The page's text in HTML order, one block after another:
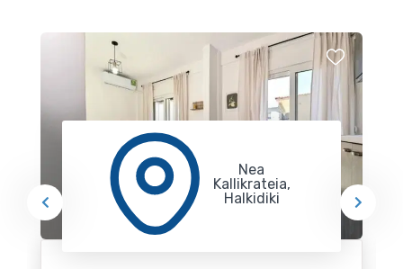
Nea
Kallikrateia,
Halkidiki